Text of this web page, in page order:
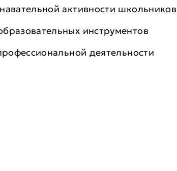
активности школьников
инструментов
деятельности